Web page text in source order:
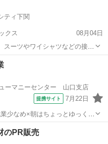
ティ下関
クス
08月04日
スーツやワイシャツなどの接
商品を売るのではなく、お客
式、卒園式など)に寄り添い、
ーマニーセンター 山口支店
提携サイト 7月22日
少なめ×朝はちょっとゆっくり
す■車通勤OK！移動は公共交通
♪■高時給！研修あり×同業務
のPR販売